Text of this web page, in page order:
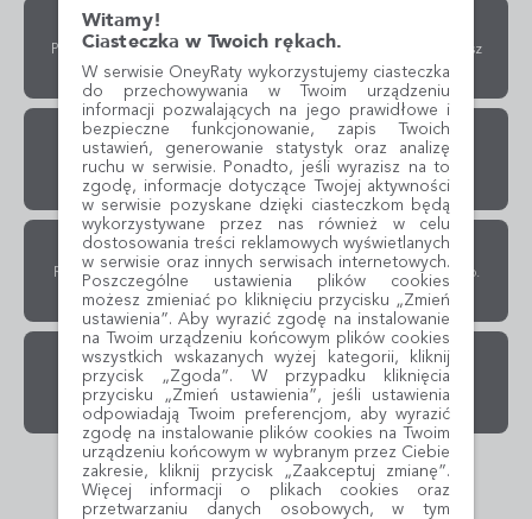
Raty 0%
Po prostu RRSO 0%. Spłacasz tyle ile pożyczyłeś. U partnera zapłacisz
za zakupy otrzymanym od nas kodem.
Kup i spłać bez kosztów w 30 dni
Spłacasz w ciągu 30 dni bez kosztów lub rozkładasz płatność na
dogodne raty.
Elastyczne raty
Raty rozłożone nawet na 50 miesięcy. Dopasuj je do swoich potrzeb.
Za zakupy u partnera zapłacisz otrzymanym od nas kodem.
Pożyczka online
Środki możesz wykorzystać na dowolne zakupy. Pieniądze
przelewamy na Twoje konto bankowe w ciągu kilku minut.
Oferta produktowa może różnić się u poszczególnych partnerów OneyRaty.
Witamy!
Ciasteczka w Twoich rękach.
W serwisie OneyRaty wykorzystujemy ciasteczka
do przechowywania w Twoim urządzeniu
informacji pozwalających na jego prawidłowe i
bezpieczne funkcjonowanie, zapis Twoich
ustawień, generowanie statystyk oraz analizę
ruchu w serwisie. Ponadto, jeśli wyrazisz na to
zgodę, informacje dotyczące Twojej aktywności
w serwisie pozyskane dzięki ciasteczkom będą
wykorzystywane przez nas również w celu
dostosowania treści reklamowych wyświetlanych
w serwisie oraz innych serwisach internetowych.
Poszczególne ustawienia plików cookies
możesz zmieniać po kliknięciu przycisku „Zmień
ustawienia”. Aby wyrazić zgodę na instalowanie
na Twoim urządzeniu końcowym plików cookies
wszystkich wskazanych wyżej kategorii, kliknij
przycisk „Zgoda”. W przypadku kliknięcia
przycisku „Zmień ustawienia”, jeśli ustawienia
odpowiadają Twoim preferencjom, aby wyrazić
zgodę na instalowanie plików cookies na Twoim
urządzeniu końcowym w wybranym przez Ciebie
zakresie, kliknij przycisk „Zaakceptuj zmianę”.
Więcej informacji o plikach cookies oraz
przetwarzaniu danych osobowych, w tym